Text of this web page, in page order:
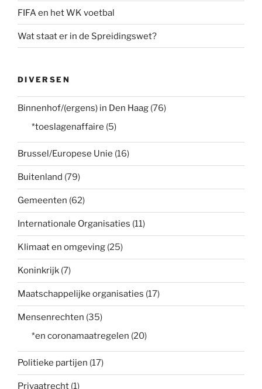
FIFA en het WK voetbal
Wat staat er in de Spreidingswet?
DIVERSEN
Binnenhof/(ergens) in Den Haag (76)
*toeslagenaffaire (5)
Brussel/Europese Unie (16)
Buitenland (79)
Gemeenten (62)
Internationale Organisaties (11)
Klimaat en omgeving (25)
Koninkrijk (7)
Maatschappelijke organisaties (17)
Mensenrechten (35)
*en coronamaatregelen (20)
Politieke partijen (17)
Privaatrecht (1)